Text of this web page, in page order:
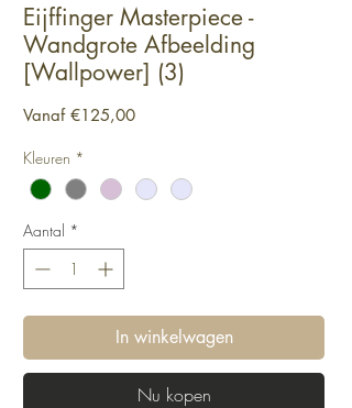
Eijffinger Masterpiece -
Wandgrote Afbeelding
[Wallpower] (3)
Vanaf €125,00Verkoopprijs
Kleuren *
Aantal *
In winkelwagen
Nu kopen